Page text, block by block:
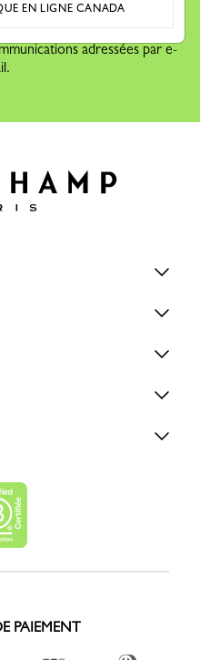
Personnelles.
adressées par e-
PAIEMENT
EN LIGNE CANADA